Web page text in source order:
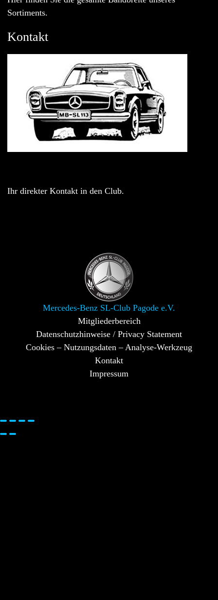
Sortiments.
Kontakt
Ihr direkter Kontakt in den Club.
Mercedes-Benz SL-Club Pagode e.V.
Mitgliederbereich
Datenschutzhinweise / Privacy Statement
Cookies – Nutzungsdaten – Analyse-Werkzeug
Kontakt
Impressum